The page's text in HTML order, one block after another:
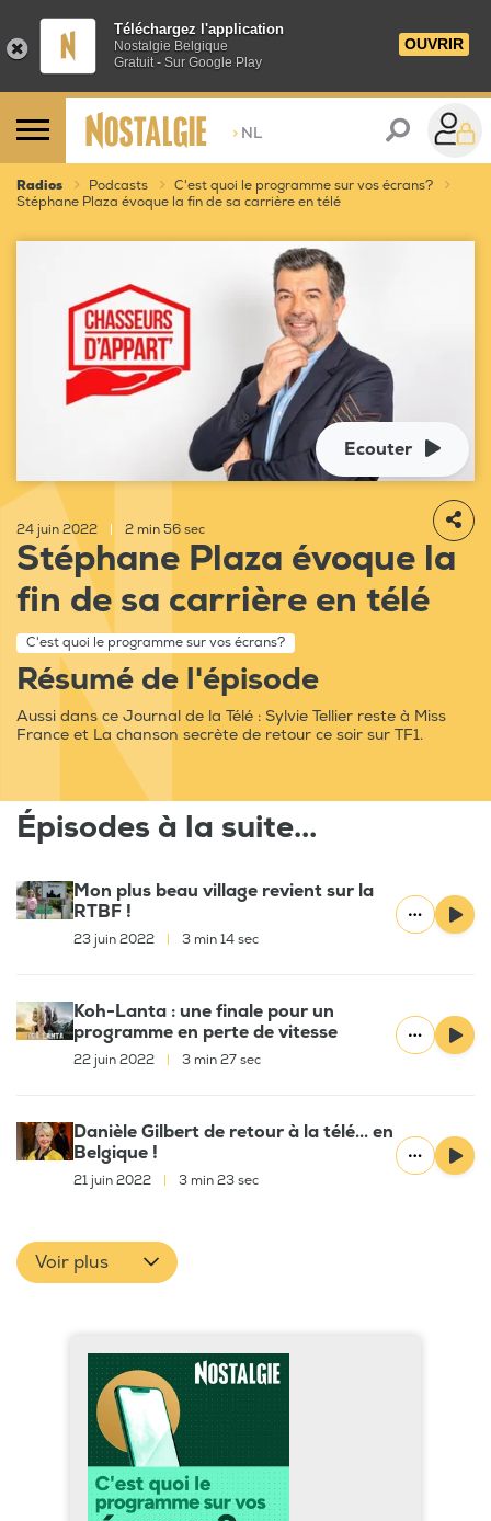
Téléchargez l'application
Nostalgie Belgique
Gratuit - Sur Google Play
OUVRIR
> NL
Radios Podcasts
C'est quoi le programme sur vos écrans?
Stéphane Plaza évoque la fin de sa carrière en télé
Ecouter
24 juin 2022 2 min 56 sec
Stéphane Plaza évoque la
fin de sa carrière en télé
C'est quoi le programme sur vos écrans?
Résumé de l'épisode
Aussi dans ce Journal de la Télé : Sylvie Tellier reste à Miss
France et La chanson secrète de retour ce soir sur TF1.
Épisodes à la suite...
Mon plus beau village revient sur la
RTBF !
23 juin 2022 3 min 14 sec
Koh-Lanta : une finale pour un
programme en perte de vitesse
22 juin 2022 3 min 27 sec
Danièle Gilbert de retour à la télé... en
Belgique !
21 juin 2022 3 min 23 sec
Voir plus